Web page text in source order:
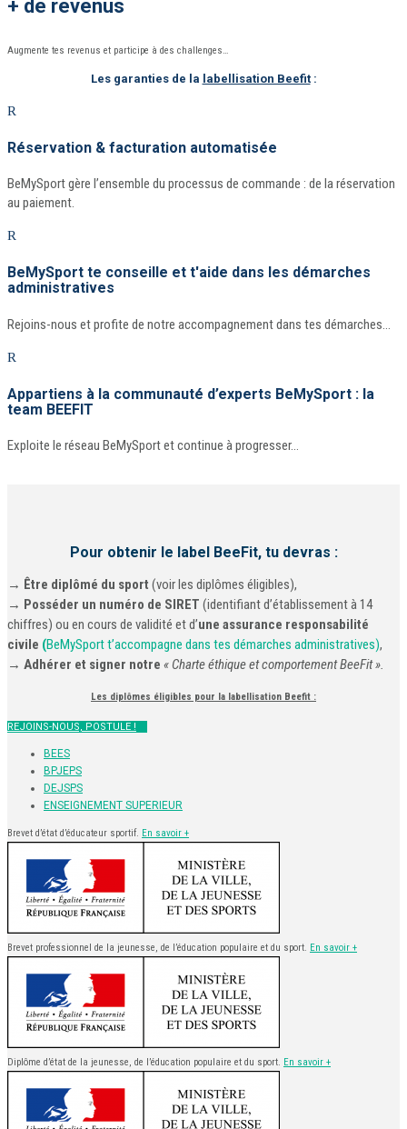
+ de revenus
Augmente tes revenus et participe à des challenges…
Les garanties de la labellisation Beefit:
R
Réservation & facturation automatisée
BeMySport gère l’ensemble du processus de commande : de la réservation
au paiement.
R
BeMySport te conseille et t'aide dans les démarches
administratives
Rejoins-nous et profite de notre accompagnement dans tes démarches…
R
Appartiens à la communauté d’experts BeMySport : la
team BEEFIT
Exploite le réseau BeMySport et continue à progresser…
Pour obtenir le label BeeFit, tu devras :
→ Être diplômé du sport (voir les diplômes éligibles),
→ Posséder un numéro de SIRET (identifiant d’établissement à 14
chiffres) ou en cours de validité et d’une assurance responsabilité
civile (BeMySport t’accompagne dans tes démarches administratives),
→ Adhérer et signer notre « Charte éthique et comportement BeeFit ».
Les diplômes éligibles pour la labellisation Beefit :
REJOINS-NOUS, POSTULE !
BEES
BPJEPS
DEJSPS
ENSEIGNEMENT SUPERIEUR
Brevet d’état d’éducateur sportif. En savoir +
Brevet professionnel de la jeunesse, de l’éducation populaire et du sport. En savoir +
Diplôme d’état de la jeunesse, de l’éducation populaire et du sport. En savoir +